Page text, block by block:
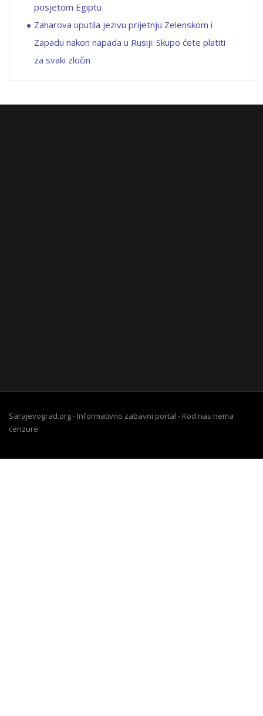
posjetom Egiptu
Zaharova uputila jezivu prijetnju Zelenskom i
Zapadu nakon napada u Rusiji: Skupo ćete platiti
za svaki zločin
Sarajevograd.org - Informativno zabavni portal - Kod nas nema
cenzure